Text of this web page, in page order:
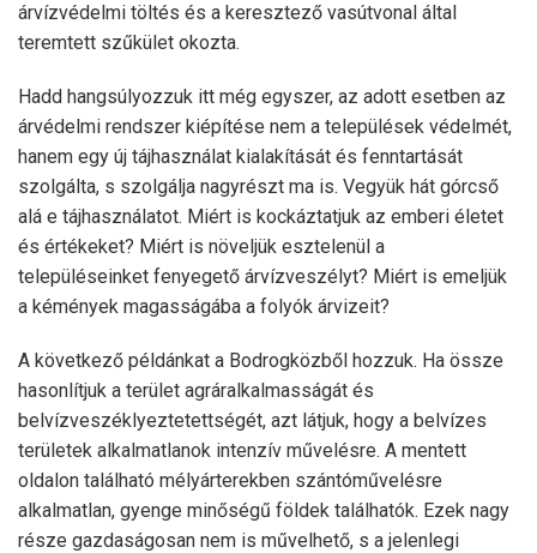
árvízvédelmi töltés és a keresztező vasútvonal által
teremtett szűkület okozta.
Hadd hangsúlyozzuk itt még egyszer, az adott esetben az
árvédelmi rendszer kiépítése nem a települések védelmét,
hanem egy új tájhasználat kialakítását és fenntartását
szolgálta, s szolgálja nagyrészt ma is. Vegyük hát górcső
alá e tájhasználatot. Miért is kockáztatjuk az emberi életet
és értékeket? Miért is növeljük esztelenül a
településeinket fenyegető árvízveszélyt? Miért is emeljük
a kémények magasságába a folyók árvizeit?
A következő példánkat a Bodrogközből hozzuk. Ha össze
hasonlítjuk a terület agráralkalmasságát és
belvízveszéklyeztetettségét, azt látjuk, hogy a belvízes
területek alkalmatlanok intenzív művelésre. A mentett
oldalon található mélyárterekben szántóművelésre
alkalmatlan, gyenge minőségű földek találhatók. Ezek nagy
része gazdaságosan nem is művelhető, s a jelenlegi